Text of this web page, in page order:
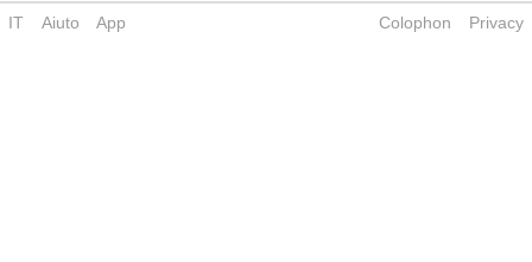
IT Aiuto App Colophon Privacy